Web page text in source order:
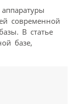
современной
В статье
базе,